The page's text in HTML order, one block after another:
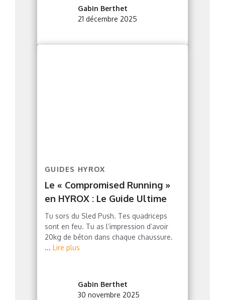
Gabin Berthet
21 décembre 2025
GUIDES HYROX
Le « Compromised Running »
en HYROX : Le Guide Ultime
Tu sors du Sled Push. Tes quadriceps
sont en feu. Tu as l’impression d’avoir
20kg de béton dans chaque chaussure.
... Lire plus
Gabin Berthet
30 novembre 2025